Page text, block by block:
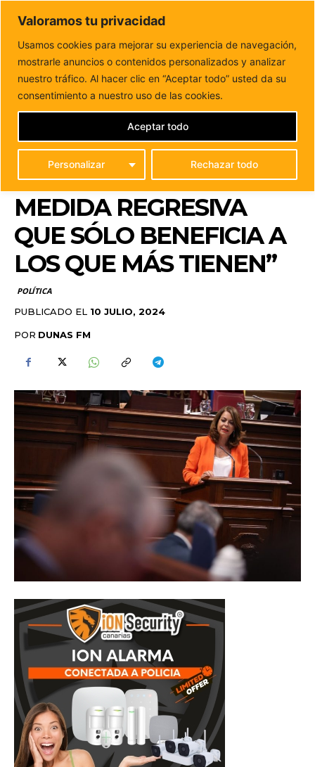
Valoramos tu privacidad
Usamos cookies para mejorar su experiencia de navegación,
mostrarle anuncios o contenidos personalizados y analizar
nuestro tráfico. Al hacer clic en “Aceptar todo” usted da su
consentimiento a nuestro uso de las cookies.
Personalizar Rechazar todo
Aceptar todo
DUNAS FM
Tu informacion de forma cercana
Inicio POLÍTICA
Raya: “Utilizar la RIC para la construcción
de vivienda libre es una...
RAYA: “UTILIZAR LA RIC
CONSTRUCCIÓN DE
VIVIENDA LIBRE ES UNA
MEDIDA REGRESIVA
QUE SÓLO BENEFICIA A
LOS QUE MÁS TIENEN”
POLÍTICA
PUBLICADO EL 10 JULIO, 2024
POR DUNAS FM